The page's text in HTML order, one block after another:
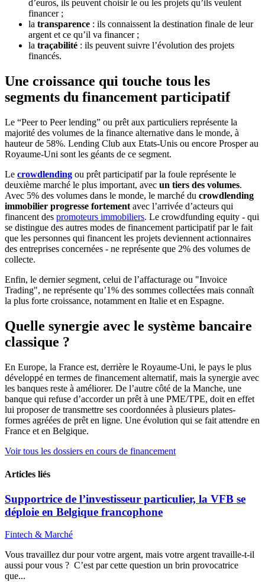
d’euros, ils peuvent choisir le ou les projets qu’ils veulent
financer ;
la transparence : ils connaissent la destination finale de leur
argent et ce qu’il va financer ;
la traçabilité : ils peuvent suivre l’évolution des projets
financés.
Une croissance qui touche tous les
segments du financement participatif
Le “Peer to Peer lending” ou prêt aux particuliers représente la
majorité des volumes de la finance alternative dans le monde, à
hauteur de 58%. Lending Club aux Etats-Unis ou encore Prosper au
Royaume-Uni sont les géants de ce segment.
Le crowdlending ou prêt participatif par la foule représente le
deuxième marché le plus important, avec un tiers des volumes.
Avec 5% des volumes dans le monde, le marché du crowdlending
immobilier progresse fortement avec l’arrivée d’acteurs qui
financent des promoteurs immobiliers. Le crowdfunding equity - qui
se distingue des autres modes de financement participatif par le fait
que les personnes qui financent les projets deviennent actionnaires
des entreprises concernées - ne représente que 2% des volumes de
collecte.
Enfin, le dernier segment, celui de l’affacturage ou "Invoice
Trading", ne représente qu’1% des sommes collectées mais connaît
la plus forte croissance, notamment en Italie et en Espagne.
Quelle synergie avec le système bancaire
classique ?
En Europe, la France est, derrière le Royaume-Uni, le pays le plus
développé en termes de financement alternatif, mais la synergie avec
les banques reste à améliorer. De l’autre côté de la Manche, une
banque qui refuse d’accorder un prêt à une PME/TPE, doit en effet
lui proposer de transmettre ses coordonnées à plusieurs plates-
formes agréées de prêt en ligne. Une évolution qui se fait attendre en
France et en Belgique.
Voir tous les dossiers en cours de financement
Articles liés
Supportrice de l’investisseur particulier, la VFB se
déploie en Belgique francophone
Fintech & Marché
Vous travaillez dur pour votre argent, mais votre argent travaille-t-il
aussi pour vous ? C’est par cette question un brin provocatrice
que...